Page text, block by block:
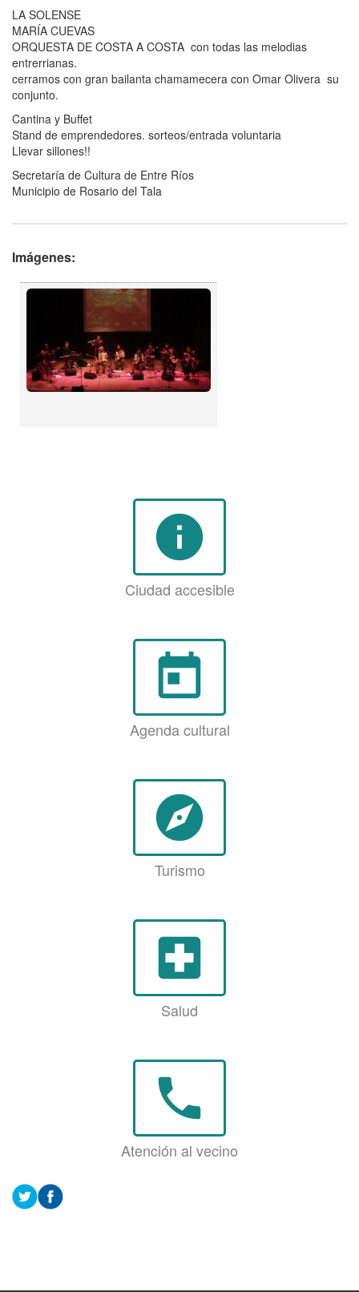
LA SOLENSE
MARÍA CUEVAS
ORQUESTA DE COSTA A COSTA con todas las melodias
entrerrianas.
cerramos con gran bailanta chamamecera con Omar Olivera su
conjunto.
Cantina y Buffet
Stand de emprendedores. sorteos/entrada voluntaria
Llevar sillones!!
Secretaría de Cultura de Entre Ríos
Municipio de Rosario del Tala
Imágenes:
info
Ciudad accesible
today
Agenda cultural
explore
Turismo
local_hospital
Salud
phone
Atención al vecino